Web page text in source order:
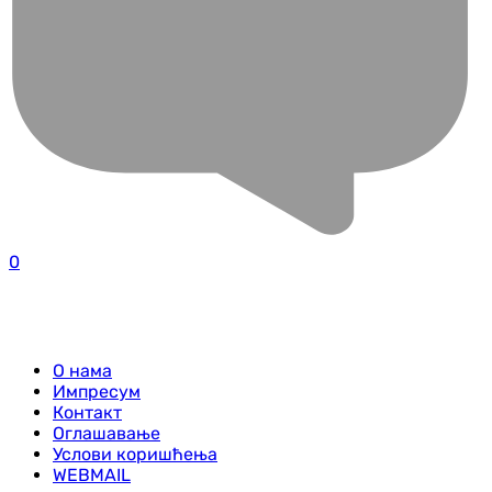
0
О нама
Импресум
Контакт
Оглашавање
Услови коришћења
WEBMAIL